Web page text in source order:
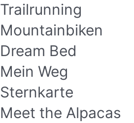
Trailrunning
Mountainbiken
Dream Bed
Mein Weg
Sternkarte
Meet the Alpacas